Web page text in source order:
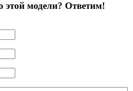
этой модели? Ответим!